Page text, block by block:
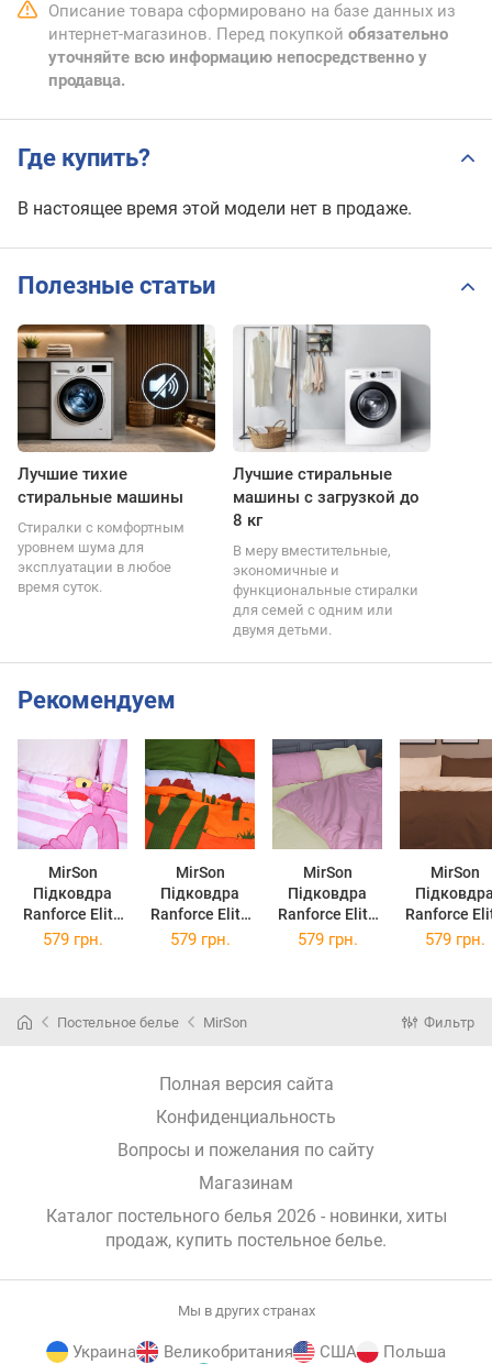
Описание товара сформировано на базе данных из
интернет-магазинов. Перед покупкой обязательно
уточняйте всю информацию непосредственно у
продавца.
Где купить?
В настоящее время этой модели нет в продаже.
Полезные статьи
Лучшие тихие
стиральные машины
Стиралки с комфортным
уровнем шума для
эксплуатации в любое
время суток.
Лучшие стиральные
машины с загрузкой до
8 кг
В меру вместительные,
экономичные и
функциональные стиралки
для семей с одним или
двумя детьми.
Рекомендуем
MirSon
Підковдра
Ranforce Elite
17-0110 Pink
MirSon
Підковдра
Ranforce Elite
17-0145 Nani
MirSon
Підковдра
Ranforce Elite
Batista 110 x
MirSon
Ranforce
Enrica 110 x
579 грн. 579 грн. 579 грн. 579 грн.
Постельное белье MirSon Фильтр
Полная версия сайта
Конфиденциальность
Вопросы и пожелания по сайту
Магазинам
Каталог постельного белья 2026 - новинки, хиты
продаж, купить постельное белье.
Мы в других странах
Украина Великобритания США Польша